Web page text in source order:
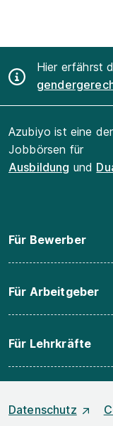
Hier erfährst
Azubiyo ist eine
Jobbörsen für
Ausbildung und
Für Bewerber
Für Arbeitgeber
Für Lehrkräfte
Datenschutz